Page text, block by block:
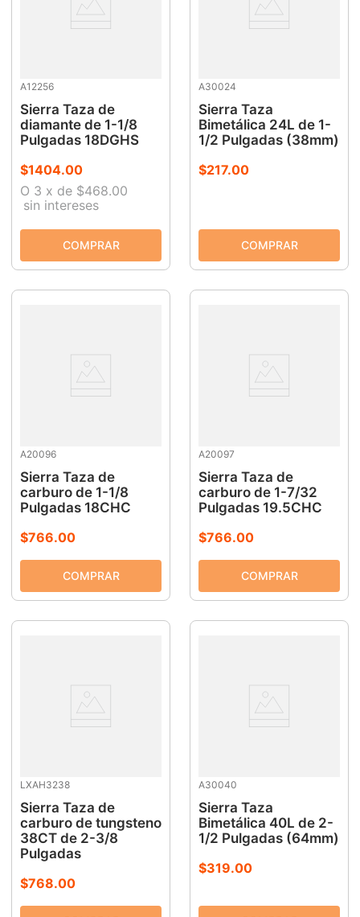
A12256
Sierra Taza de
diamante de 1-1/8
Pulgadas 18DGHS
$1404.00
O 3 x de $468.00
sin intereses
A30024
Sierra Taza
Bimetálica 24L de 1-
1/2 Pulgadas (38mm)
$217.00
A20096
Sierra Taza de
carburo de 1-1/8
Pulgadas 18CHC
$766.00
A20097
Sierra Taza de
carburo de 1-7/32
Pulgadas 19.5CHC
$766.00
LXAH3238
Sierra Taza de
carburo de tungsteno
38CT de 2-3/8
Pulgadas
$768.00
A30040
Sierra Taza
Bimetálica 40L de 2-
1/2 Pulgadas (64mm)
$319.00